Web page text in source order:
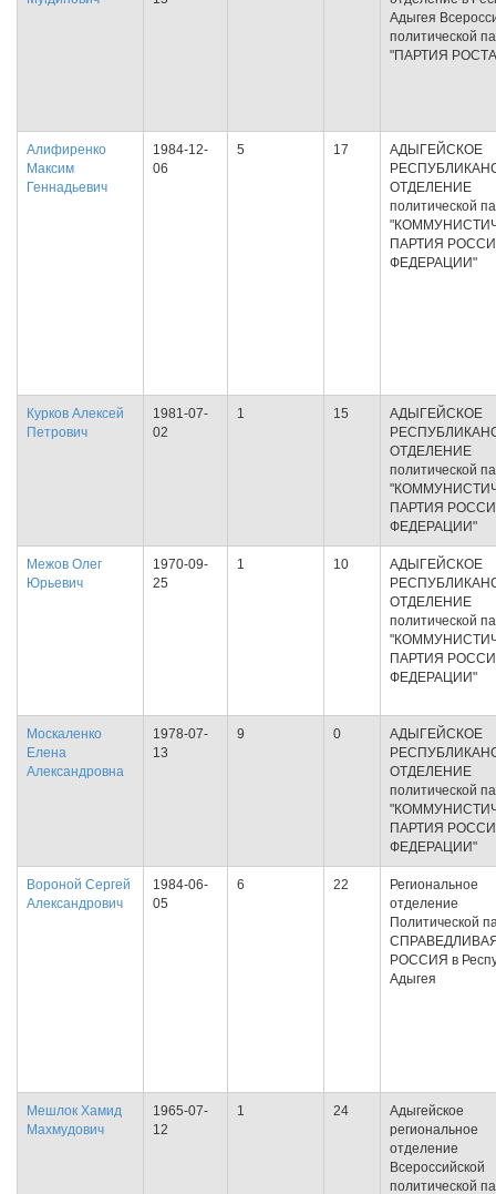
Адыгея
политической
"ПАРТИЯ
Алифиренко
Максим
Геннадьевич
1984-12-
06
5 17
АДЫГЕЙСКОЕ
ОТДЕЛЕНИЕ
политической
ПАРТИЯ
ФЕДЕРАЦИИ"
Курков Алексей
Петрович
1981-07-
02
1 15
АДЫГЕЙСКОЕ
ОТДЕЛЕНИЕ
политической
ПАРТИЯ
ФЕДЕРАЦИИ"
Межов Олег
Юрьевич
1970-09-
25
1 10
АДЫГЕЙСКОЕ
ОТДЕЛЕНИЕ
политической
ПАРТИЯ
ФЕДЕРАЦИИ"
Москаленко
Елена
Александровна
1978-07-
13
9 0
АДЫГЕЙСКОЕ
ОТДЕЛЕНИЕ
политической
ПАРТИЯ
ФЕДЕРАЦИИ"
Вороной Сергей
Александрович
1984-06-
05
6 22
Региональное
отделение
Политической
РОССИЯ в
Адыгея
Мешлок Хамид
Махмудович
1965-07-
12
1 24
Адыгейское
региональное
отделение
Всероссийской
политической